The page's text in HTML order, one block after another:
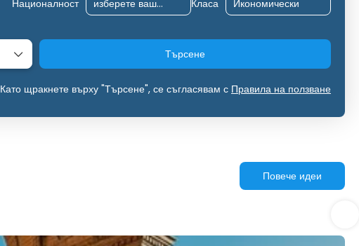
Националност
Класа
Търсене
Като щракнете върху "Търсене", се съгласявам с Правила на ползване
Повече идеи